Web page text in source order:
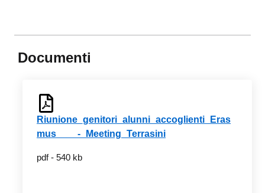
Documenti
Riunione_genitori_alunni_accoglienti_Eras
mus____-_Meeting_Terrasini
pdf - 540 kb